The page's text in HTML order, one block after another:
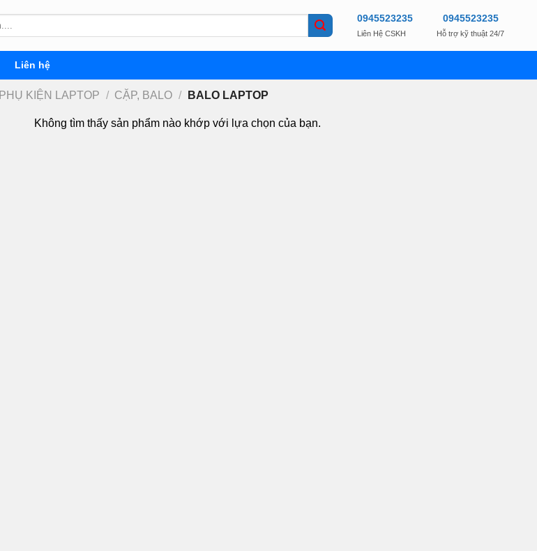
0945523235
Liên Hệ CSKH
0945523235
Hỗ trợ kỹ thuật 24/7
Liên hệ
PHỤ KIỆN LAPTOP / CẶP, BALO / BALO LAPTOP
Không tìm thấy sản phẩm nào khớp với lựa chọn của bạn.